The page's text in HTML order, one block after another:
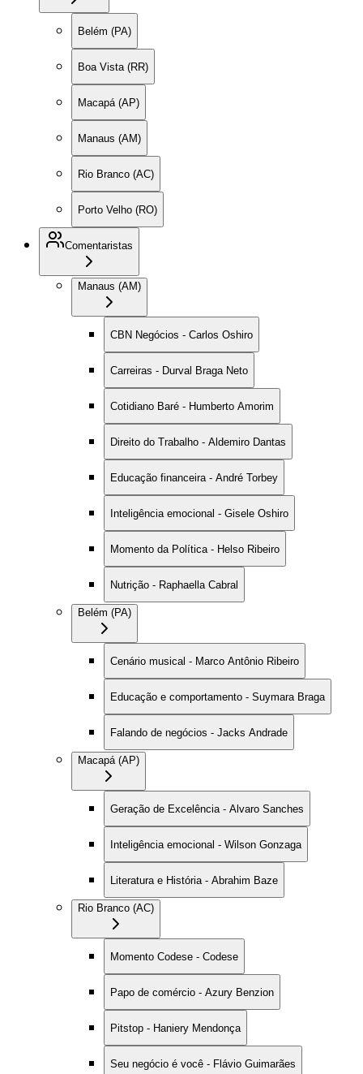
Belém (PA)
Boa Vista (RR)
Macapá (AP)
Manaus (AM)
Rio Branco (AC)
Porto Velho (RO)
Comentaristas
Manaus (AM)
CBN Negócios - Carlos Oshiro
Carreiras - Durval Braga Neto
Cotidiano Baré - Humberto Amorim
Direito do Trabalho - Aldemiro Dantas
Educação financeira - André Torbey
Inteligência emocional - Gisele Oshiro
Momento da Política - Helso Ribeiro
Nutrição - Raphaella Cabral
Belém (PA)
Cenário musical - Marco Antônio Ribeiro
Educação e comportamento - Suymara Braga
Falando de negócios - Jacks Andrade
Macapá (AP)
Geração de Excelência - Alvaro Sanches
Inteligência emocional - Wilson Gonzaga
Literatura e História - Abrahim Baze
Rio Branco (AC)
Momento Codese - Codese
Papo de comércio - Azury Benzion
Pitstop - Haniery Mendonça
Seu negócio é você - Flávio Guimarães